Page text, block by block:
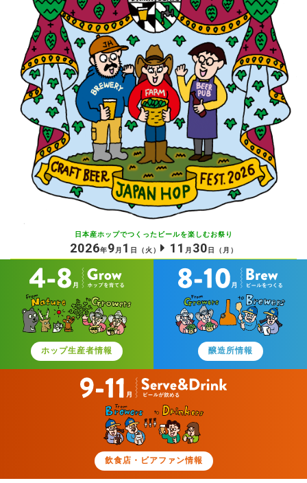
日本産ホップでつくったビールを楽しむお祭り
2026年9 月 1 日 （火） 11 月 30 日 （月）
ホップ生産者情報 醸造所情報
飲食店・ビアファン情報